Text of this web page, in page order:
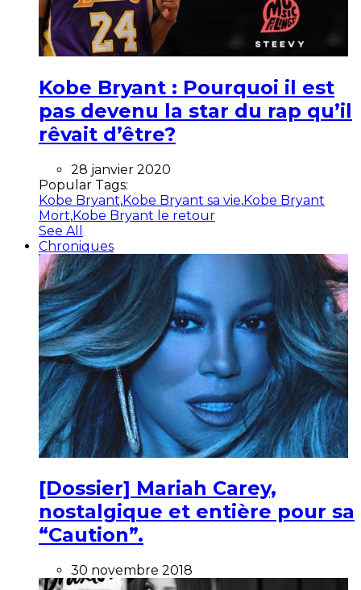
Kobe Bryant : Pourquoi il est
pas devenu la star du rap qu’il
rêvait d’être?
28 janvier 2020
Popular Tags:
Kobe Bryant,Kobe Bryant sa vie,Kobe Bryant
Mort,Kobe Bryant le retour
See All
Chroniques
[Dossier] Mariah Carey,
nostalgique et entière pour sa
“Caution”.
30 novembre 2018